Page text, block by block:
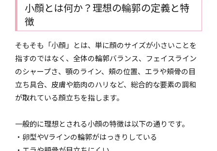
小顔とは何か？理想の輪郭の定義と特
徴
そもそも「小顔」とは、単に顔のサイズが小さいことを
指すのではなく、全体の輪郭バランス、フェイスライン
のシャープさ、顎のライン、頬の位置、エラや頬骨の目
立ち具合、皮膚や筋肉のハリなど、総合的な要素の調和
が取れている顔立ちを指します。
一般的に理想とされる小顔の特徴は以下の通りです。
・卵型やVラインの輪郭がはっきりしている